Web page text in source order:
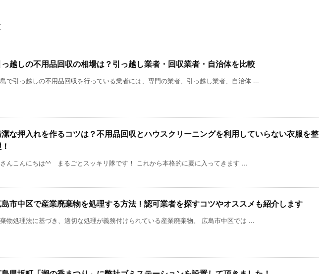
っ越しの不用品回収の相場は？引っ越し業者・回収業者・自治体を比較
で引っ越しの不用品回収を行っている業者には、専門の業者、引っ越し業者、自治体 ...
潔な押入れを作るコツは？不用品回収とハウスクリーニングを利用していらない衣服を整
んこんにちは^^ まるごとスッキリ隊です！ これから本格的に夏に入ってきます ...
島市中区で産業廃棄物を処理する方法！認可業者を探すコツやオススメも紹介します
物処理法に基づき、適切な処理が義務付けられている産業廃棄物。 広島市中区では ...